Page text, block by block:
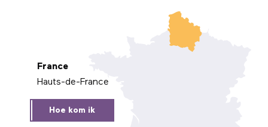
France
Hauts-de-France
Hoe kom ik